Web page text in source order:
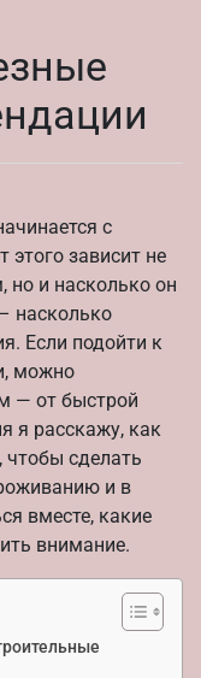
с
зависит не
но и насколько он
насколько
Если подойти к
можно
— от быстрой
я расскажу, как
чтобы сделать
и в
вместе, какие
внимание.